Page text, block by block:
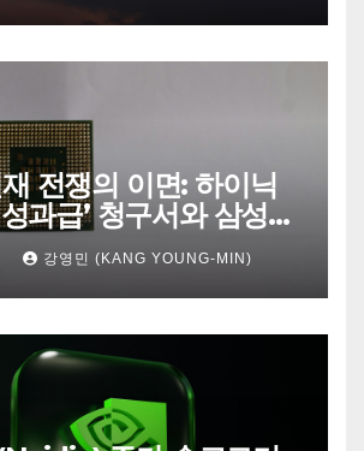
전쟁의 이면: 하이닉
과급’ 청구서와 삼성의
항변
강영민 (KANG YOUNG-MIN)